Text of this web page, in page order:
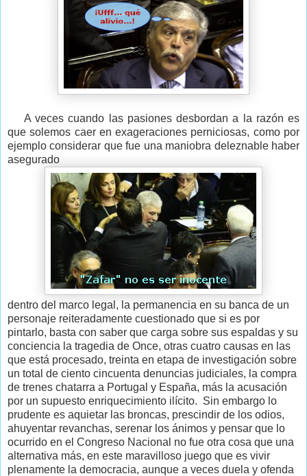
A veces cuando las pasiones desbordan a la razón es
que solemos caer en exageraciones perniciosas, como por
ejemplo considerar que fue una maniobra deleznable haber
asegurado
dentro del marco legal, la permanencia en su banca de un
personaje reiteradamente cuestionado que si es por
pintarlo, basta con saber que carga sobre sus espaldas y su
conciencia la tragedia de Once, otras cuatro causas en las
que está procesado, treinta en etapa de investigación sobre
un total de ciento cincuenta denuncias judiciales, la compra
de trenes chatarra a Portugal y España, más la acusación
por un supuesto enriquecimiento ilícito. Sin embargo lo
prudente es aquietar las broncas, prescindir de los odios,
ahuyentar revanchas, serenar los ánimos y pensar que lo
ocurrido en el Congreso Nacional no fue otra cosa que una
alternativa más, en este maravilloso juego que es vivir
plenamente la democracia, aunque a veces duela y ofenda